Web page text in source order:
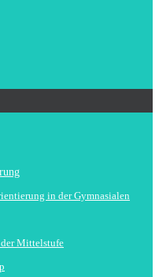
in der Gymnasialen
Mittelstufe